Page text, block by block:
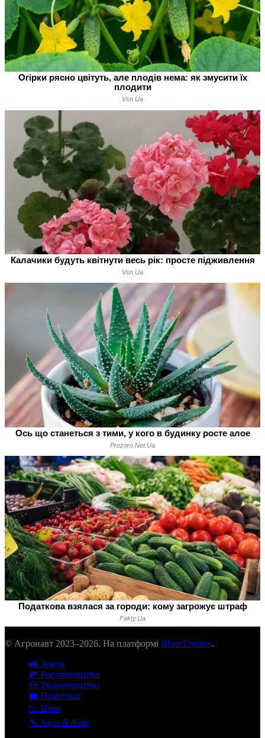
© Агронавт 2023–2026. На платформі BlazeThemes.
🚜 Земля
🌽 Рослинництво
🐽 Тваринництво
💼 Практики
📉 Ціни
🔧 Agro & Auto